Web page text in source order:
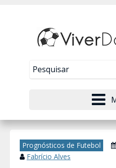
Prognósticos de Futebol
Fabrício Alves